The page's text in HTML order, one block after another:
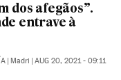
dos afegãos”.
entrave à
| Madri | AUG 20, 2021 - 09:11